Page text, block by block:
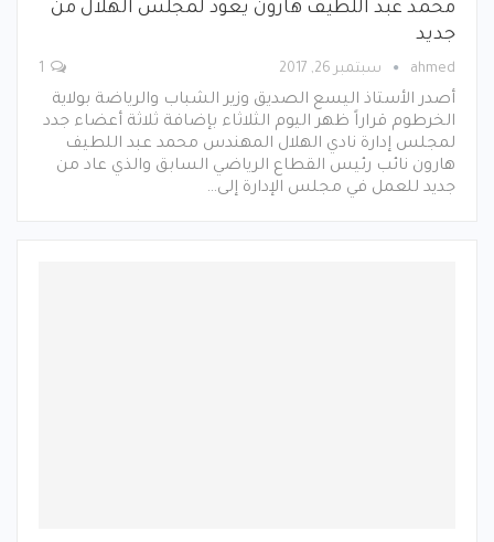
محمد عبد اللطيف هارون يعود لمجلس الهلال من
جديد
ahmed سبتمبر 26, 2017
أصدر الأستاذ اليسع الصديق وزير الشباب والرياضة بولاية
الخرطوم قراراً ظهر اليوم الثلاثاء بإضافة ثلاثة أعضاء جدد
لمجلس إدارة نادي الهلال المهندس محمد عبد اللطيف
هارون نائب رئيس القطاع الرياضي السابق والذي عاد من
جديد للعمل في مجلس الإدارة إلى…